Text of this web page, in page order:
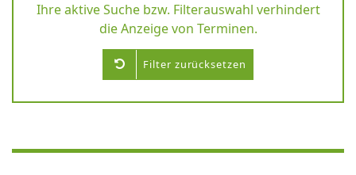
Ihre aktive Suche bzw. Filterauswahl verhindert
die Anzeige von Terminen.
Filter zurücksetzen